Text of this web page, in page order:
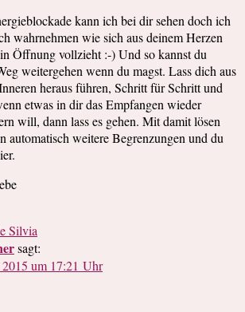
kann ich bei dir sehen doch ich
wahrnehmen wie sich aus deinem Herzen
Öffnung vollzieht :-) Und so kannst du
weitergehen wenn du magst. Lass dich aus
heraus führen, Schritt für Schritt und
etwas in dir das Empfangen wieder
will, dann lass es gehen. Mit damit lösen
automatisch weitere Begrenzungen und du
Silvia
sagt:
2015 um 17:21 Uhr